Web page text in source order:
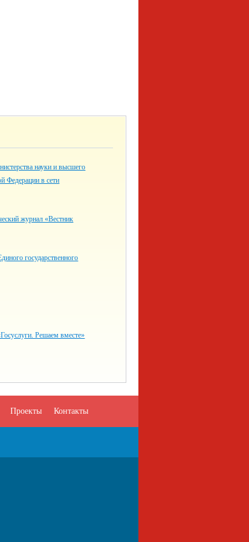
науки и высшего
Федерации в сети
журнал «Вестник
государственного
Решаем вместе»
Проекты Контакты